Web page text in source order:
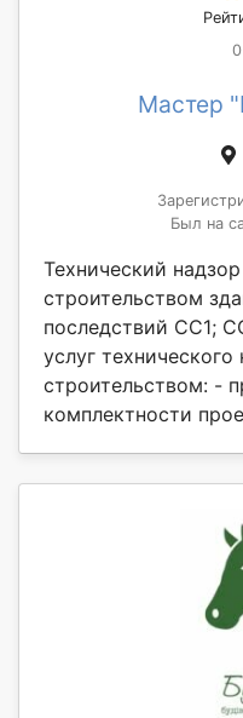
Мастер
Был на
Технический
строительством
последствий СС1;
услуг технического
строительством: -
комплектности